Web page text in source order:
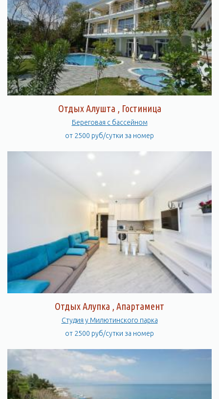
Отдых Алушта , Гостиница
Береговая с бассейном
от 2500 руб/сутки за номер
Отдых Алупка , Апартамент
Студия у Милютинского парка
от 2500 руб/сутки за номер